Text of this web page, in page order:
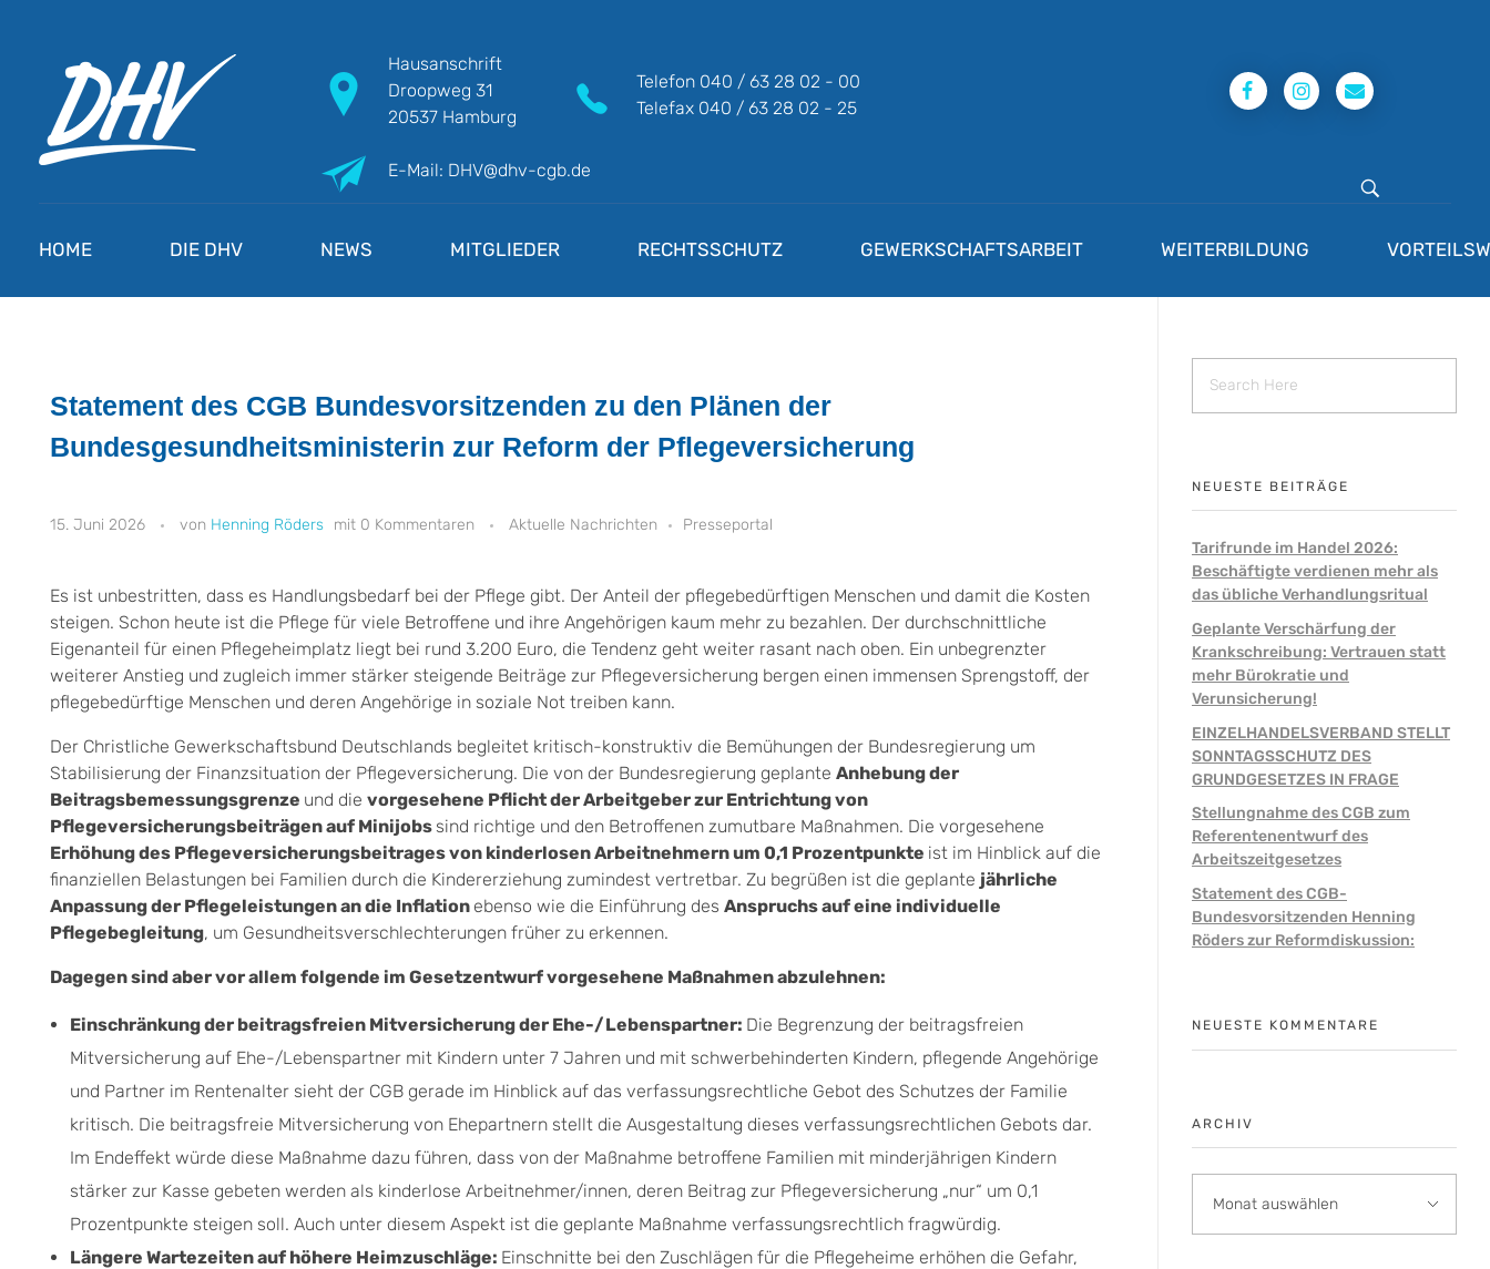
Hausanschrift
Droopweg 31
20537 Hamburg
Telefon 040 / 63 28 02 - 00
Telefax 040 / 63 28 02 - 25
E-Mail: DHV@dhv-cgb.de
HOME DIE DHV NEWS MITGLIEDER RECHTSSCHUTZ GEWERKSCHAFTSARBEIT WEITERBILDUNG
Statement des CGB Bundesvorsitzenden zu den Plänen der
Bundesgesundheitsministerin zur Reform der Pflegeversicherung
15. Juni 2026 Henning Röders 0 Kommentaren Aktuelle Nachrichten Presseportal
Es ist unbestritten, dass es Handlungsbedarf bei der Pflege gibt. Der Anteil der pflegebedürftigen Menschen und damit die Kosten
steigen. Schon heute ist die Pflege für viele Betroffene und ihre Angehörigen kaum mehr zu bezahlen. Der durchschnittliche
Eigenanteil für einen Pflegeheimplatz liegt bei rund 3.200 Euro, die Tendenz geht weiter rasant nach oben. Ein unbegrenzter
weiterer Anstieg und zugleich immer stärker steigende Beiträge zur Pflegeversicherung bergen einen immensen Sprengstoff, der
pflegebedürftige Menschen und deren Angehörige in soziale Not treiben kann.
Der Christliche Gewerkschaftsbund Deutschlands begleitet kritisch-konstruktiv die Bemühungen der Bundesregierung um
Stabilisierung der Finanzsituation der Pflegeversicherung. Die von der Bundesregierung geplante Anhebung der
Beitragsbemessungsgrenze und die vorgesehene Pflicht der Arbeitgeber zur Entrichtung von
Pflegeversicherungsbeiträgen auf Minijobssind richtige und den Betroffenen zumutbare Maßnahmen. Die vorgesehene
Erhöhung des Pflegeversicherungsbeitrages von kinderlosen Arbeitnehmern um 0,1 Prozentpunkte ist im Hinblick auf die
finanziellen Belastungen bei Familien durch die Kindererziehung zumindest vertretbar. Zu begrüßen ist die geplante jährliche
Anpassung der Pflegeleistungen an die Inflationebenso wie die Einführung des Anspruchs auf eine individuelle
Pflegebegleitung, um Gesundheitsverschlechterungen früher zu erkennen.
Dagegen sind aber vor allem folgende im Gesetzentwurf vorgesehene Maßnahmen abzulehnen:
Einschränkung der beitragsfreien Mitversicherung der Ehe-/Lebenspartner: Die Begrenzung der beitragsfreien
Mitversicherung auf Ehe-/Lebenspartner mit Kindern unter 7 Jahren und mit schwerbehinderten Kindern, pflegende Angehörige
und Partner im Rentenalter sieht der CGB gerade im Hinblick auf das verfassungsrechtliche Gebot des Schutzes der Familie
kritisch. Die beitragsfreie Mitversicherung von Ehepartnern stellt die Ausgestaltung dieses verfassungsrechtlichen Gebots dar.
Im Endeffekt würde diese Maßnahme dazu führen, dass von der Maßnahme betroffene Familien mit minderjährigen Kindern
stärker zur Kasse gebeten werden als kinderlose Arbeitnehmer/innen, deren Beitrag zur Pflegeversicherung „nur“ um 0,1
Prozentpunkte steigen soll. Auch unter diesem Aspekt ist die geplante Maßnahme verfassungsrechtlich fragwürdig.
Längere Wartezeiten auf höhere Heimzuschläge: Einschnitte bei den Zuschlägen für die Pflegeheime erhöhen die Gefahr,
NEUESTE BEITRÄGE
Tarifrunde im Handel 2026:
Beschäftigte verdienen mehr als
das übliche Verhandlungsritual
Geplante Verschärfung der
Krankschreibung: Vertrauen statt
mehr Bürokratie und
Verunsicherung!
EINZELHANDELSVERBAND STELLT
SONNTAGSSCHUTZ DES
GRUNDGESETZES IN FRAGE
Stellungnahme des CGB zum
Referentenentwurf des
Arbeitszeitgesetzes
Statement des CGB-
Bundesvorsitzenden Henning
Röders zur Reformdiskussion:
NEUESTE KOMMENTARE
ARCHIV